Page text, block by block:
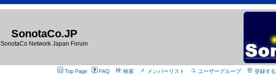
SonotaCo.JP
SonotaCo Network Japan Forum
Top Page FAQ 検索 メンバーリスト ユーザーグループ
登録する